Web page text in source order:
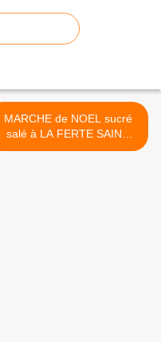
MARCHE de NOEL sucré
salé à LA FERTE SAINT
AUBIN >